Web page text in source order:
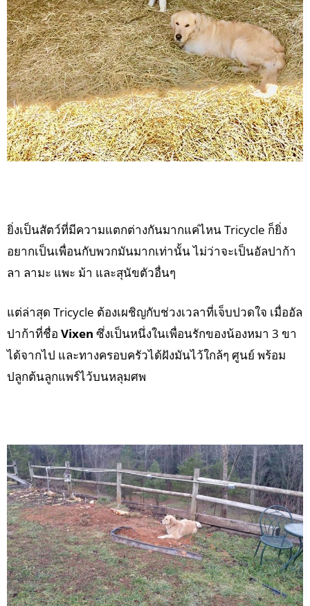
ยิ่งเป็นสัตว์ที่มีความแตกต่างกันมากแค่ไหน Tricycle ก็ยิ่ง
อยากเป็นเพื่อนกับพวกมันมากเท่านั้น ไม่ว่าจะเป็นอัลปาก้า
ลา ลามะ แพะ ม้า และสุนัขตัวอื่นๆ
แต่ล่าสุด Tricycle ต้องเผชิญกับช่วงเวลาที่เจ็บปวดใจ เมื่ออัล
ปาก้าที่ชื่อ Vixen ซึ่งเป็นหนึ่งในเพื่อนรักของน้องหมา 3 ขา
ได้จากไป และทางครอบครัวได้ฝังมันไว้ใกล้ๆ ศูนย์ พร้อม
ปลูกต้นลูกแพร์ไว้บนหลุมศพ